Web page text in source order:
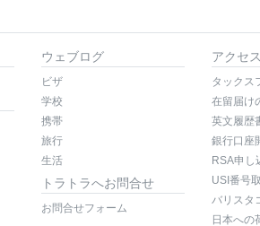
ウェブログ
ビザ
学校
携帯
旅行
生活
トラトラへお問合せ
お問合せフォーム
アクセ
タックス
在留届け
英文履歴
銀行口座
RSA申し
USI番号
バリスタ
日本への